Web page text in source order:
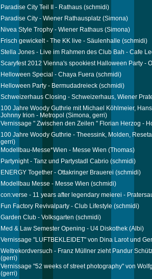
Paradise City Teil II - Rathaus (schmidi)
Paradise City - Wiener Rathausplatz (Simona)
Nivea Style Trophy - Wiener Rathaus (Simona)
Frisch gewickelt - The KK live - Säulenhalle (schmidi)
Stella Jones - Live im Rahmen des Club Bah - Cafe
Scaryfest 2012 Vienna's spookiest Halloween Party -
Helloween Special - Chaya Fuera (schmidi)
Helloween Party - Bermudadreieck (schmidi)
Schweizerhaus Closing - Schweizerhaus, Wiener
100 Jahre Woody Guthrie mit Michael Köhlmeier,
Johnny Irion - Metropol (Simona, gerri)
Vernissage " Zwischen den Zeilen " Florian Herzog -
100 Jahre Woody Guthrie - Theessink, Molden,
gerri)
Modellbau-Messe*Wien - Messe Wien (Thomas)
Partynight - Tanz und Partystadl Cabrio (schmidi)
ENERGY Together - Ottakringer Brauerei (schmidi)
Modellbau Messe - Messe Wien (schmidi)
con:verse - 11 years after legendary meierei -
Fun Factory Revivalparty - Club Lifestyle (schmidi)
Garden Club - Volksgarten (schmidi)
Med & Law Semester Opening - U4 Diskothek (Albi)
Vernissage "LUFTBEKLEIDET" von Dina Larot und
Weltrekordversuch - Franz Müllner zieht Pandur
(gerri)
Vernissage "52 weeks of street photography" von
(gerri)